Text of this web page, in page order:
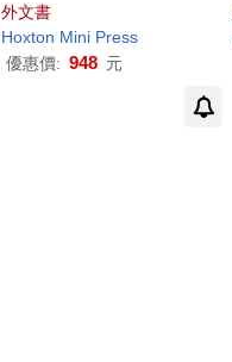
ook in Which to Risk Im
perfection
外文書
Hoxton Mini Press
優惠價: 948 元